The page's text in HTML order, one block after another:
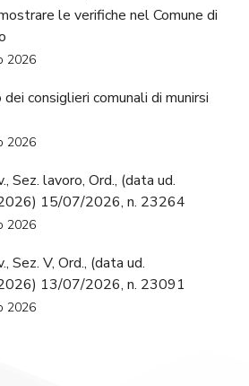
le verifiche nel Comune di
2026
consiglieri comunali di munirsi
2026
Sez. lavoro, Ord., (data ud.
15/07/2026, n. 23264
2026
Sez. V, Ord., (data ud.
13/07/2026, n. 23091
2026